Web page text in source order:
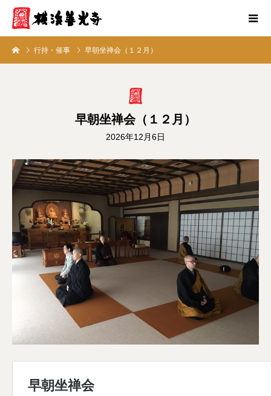
行持・催事 早朝坐禅会（１２月）
早朝坐禅会（１２月）
2026年12月6日